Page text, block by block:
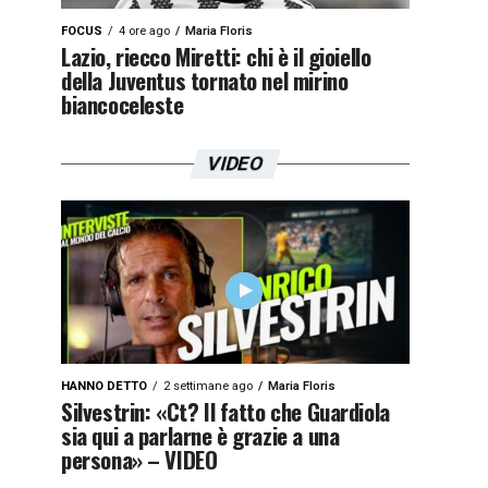
FOCUS 4 ore ago Maria Floris
Lazio, riecco Miretti: chi è il gioiello
della Juventus tornato nel mirino
biancoceleste
VIDEO
HANNO DETTO 2 settimane ago Maria Floris
Silvestrin: «Ct? Il fatto che Guardiola
sia qui a parlarne è grazie a una
persona» – VIDEO